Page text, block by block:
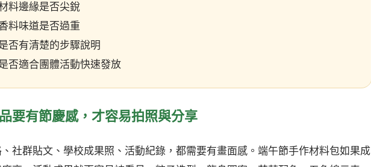
料邊緣是否尖銳
料味道是否過重
否有清楚的步驟說明
否適合團體活動快速發放
要有節慶感，才容易拍照與分享
社群貼文、學校成果照、活動紀錄，都需要有畫面感。端午節手作材料包如果成